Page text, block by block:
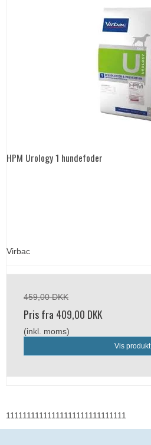
HPM Urology 1 hundefoder
Virbac
459,00 DKK
Pris fra 409,00 DKK
(inkl. moms)
Vis produkt
11111111111111111111111111111